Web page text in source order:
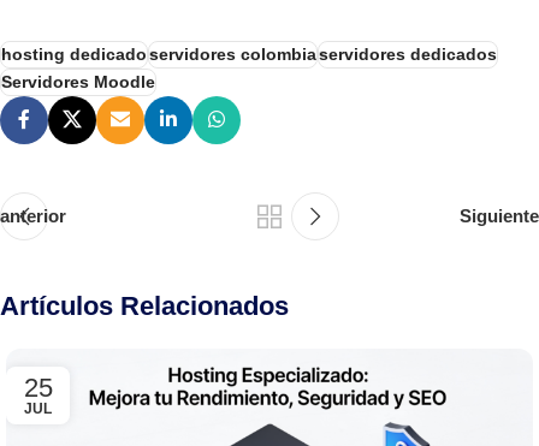
hosting dedicado servidores colombiaservidores dedicados
Servidores Moodle
anterior Siguiente
Artículos Relacionados
25
JUL